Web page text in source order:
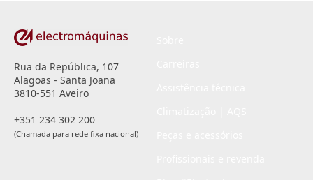
Rua da República, 107
Alagoas - Santa Joana
3810-551 Aveiro
+351 234 302 200
(Chamada para rede fixa nacional)